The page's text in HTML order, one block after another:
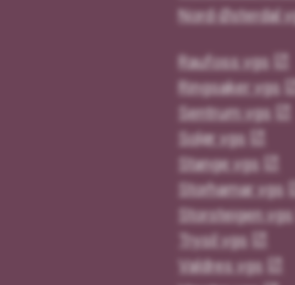
Nord-Østerdal
Raufoss vgs
Ringsaker vgs
Sentrum vgs
Solør vgs
Stange vgs
Storhamar vgs
Storsteigen vgs
Trysil vgs
Valdres vgs